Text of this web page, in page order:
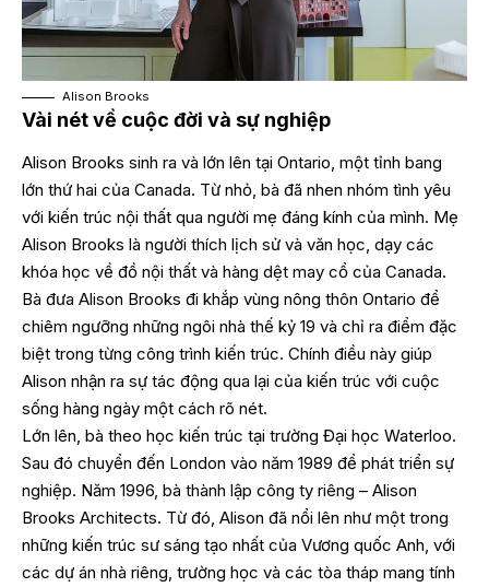
Alison Brooks
Vài nét về cuộc đời và sự nghiệp
Alison Brooks sinh ra và lớn lên tại Ontario, một tỉnh bang
lớn thứ hai của Canada. Từ nhỏ, bà đã nhen nhóm tình yêu
với kiến trúc nội thất qua người mẹ đáng kính của mình. Mẹ
Alison Brooks là người thích lịch sử và văn học, dạy các
khóa học về đồ nội thất và hàng dệt may cổ của Canada.
Bà đưa Alison Brooks đi khắp vùng nông thôn Ontario để
chiêm ngưỡng những ngôi nhà thế kỷ 19 và chỉ ra điểm đặc
biệt trong từng công trình kiến trúc. Chính điều này giúp
Alison nhận ra sự tác động qua lại của kiến trúc với cuộc
sống hàng ngày một cách rõ nét.
Lớn lên, bà theo học kiến trúc tại trường Đại học Waterloo.
Sau đó chuyển đến London vào năm 1989 để phát triển sự
nghiệp. Năm 1996, bà thành lập công ty riêng – Alison
Brooks Architects. Từ đó, Alison đã nổi lên như một trong
những kiến trúc sư sáng tạo nhất của Vương quốc Anh, với
các dự án nhà riêng, trường học và các tòa tháp mang tính